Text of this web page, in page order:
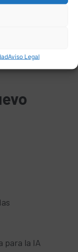
Aviso Legal
artificial
Hay que
para la IA